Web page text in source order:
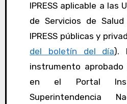
IPRESS aplicable a las
de Servicios de
IPRESS públicas y
del boletín del día).
instrumento
en el Portal
Superintendencia